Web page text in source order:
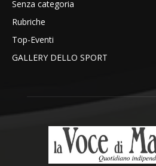
Senza categoria
Rubriche
Top-Eventi
GALLERY DELLO SPORT